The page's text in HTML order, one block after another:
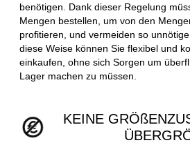
benötigen. Dank dieser Regelung
Mengen bestellen, um von den
profitieren, und vermeiden so
diese Weise können Sie flexibel und
einkaufen, ohne sich Sorgen um
Lager machen zu müssen.
KEINE